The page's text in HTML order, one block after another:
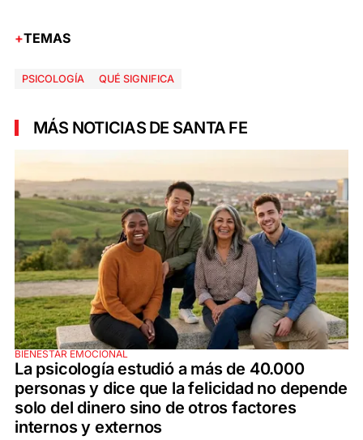
TEMAS
PSICOLOGÍA QUÉ SIGNIFICA
MÁS NOTICIAS DE SANTA FE
BIENESTAR EMOCIONAL
La psicología estudió a más de 40.000
personas y dice que la felicidad no depende
solo del dinero sino de otros factores
internos y externos